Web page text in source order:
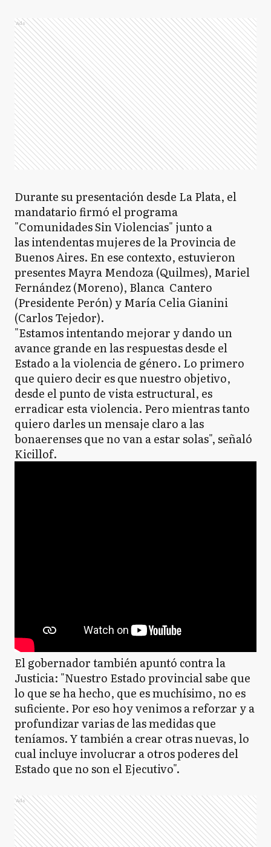
Ads
Durante su presentación desde La Plata, el
mandatario firmó el programa
"Comunidades Sin Violencias" junto a
las intendentas mujeres de la Provincia de
Buenos Aires. En ese contexto, estuvieron
presentes Mayra Mendoza (Quilmes), Mariel
Fernández (Moreno), Blanca Cantero
(Presidente Perón) y María Celia Gianini
(Carlos Tejedor).
"Estamos intentando mejorar y dando un
avance grande en las respuestas desde el
Estado a la violencia de género. Lo primero
que quiero decir es que nuestro objetivo,
desde el punto de vista estructural, es
erradicar esta violencia. Pero mientras tanto
quiero darles un mensaje claro a las
bonaerenses que no van a estar solas", señaló
Kicillof.
El gobernador también apuntó contra la
Justicia: "Nuestro Estado provincial sabe que
lo que se ha hecho, que es muchísimo, no es
suficiente. Por eso hoy venimos a reforzar y a
profundizar varias de las medidas que
teníamos. Y también a crear otras nuevas, lo
cual incluye involucrar a otros poderes del
Estado que no son el Ejecutivo".
Ads